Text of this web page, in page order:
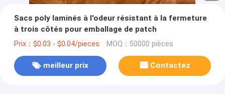
Sacs poly laminés à l'odeur résistant à la fermeture
à trois côtés pour emballage de patch
Prix：$0.03 - $0.04/pieces MOQ：50000 pièces
meilleur prix Contactez